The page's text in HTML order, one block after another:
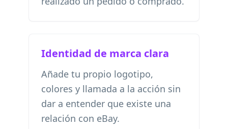
Identidad de marca clara
Añade tu propio logotipo,
colores y llamada a la acción sin
dar a entender que existe una
relación con eBay.